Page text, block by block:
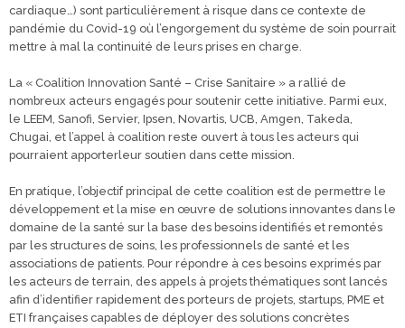
cardiaque…) sont particulièrement à risque dans ce contexte de
pandémie du Covid-19 où l’engorgement du système de soin pourrait
mettre à mal la continuité de leurs prises en charge.
La « Coalition Innovation Santé – Crise Sanitaire » a rallié de
nombreux acteurs engagés pour soutenir cette initiative. Parmi eux,
le LEEM, Sanofi, Servier, Ipsen, Novartis, UCB, Amgen, Takeda,
Chugai, et l’appel à coalition reste ouvert à tous les acteurs qui
pourraient apporterleur soutien dans cette mission.
En pratique, l’objectif principal de cette coalition est de permettre le
développement et la mise en œuvre de solutions innovantes dans le
domaine de la santé sur la base des besoins identifiés et remontés
par les structures de soins, les professionnels de santé et les
associations de patients. Pour répondre à ces besoins exprimés par
les acteurs de terrain, des appels à projets thématiques sont lancés
afin d’identifier rapidement des porteurs de projets, startups, PME et
ETI françaises capables de déployer des solutions concrètes